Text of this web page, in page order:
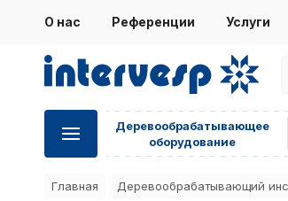
О нас Референции Услуги
Деревообрабатывающее
оборудование
Главная Деревообрабатывающий